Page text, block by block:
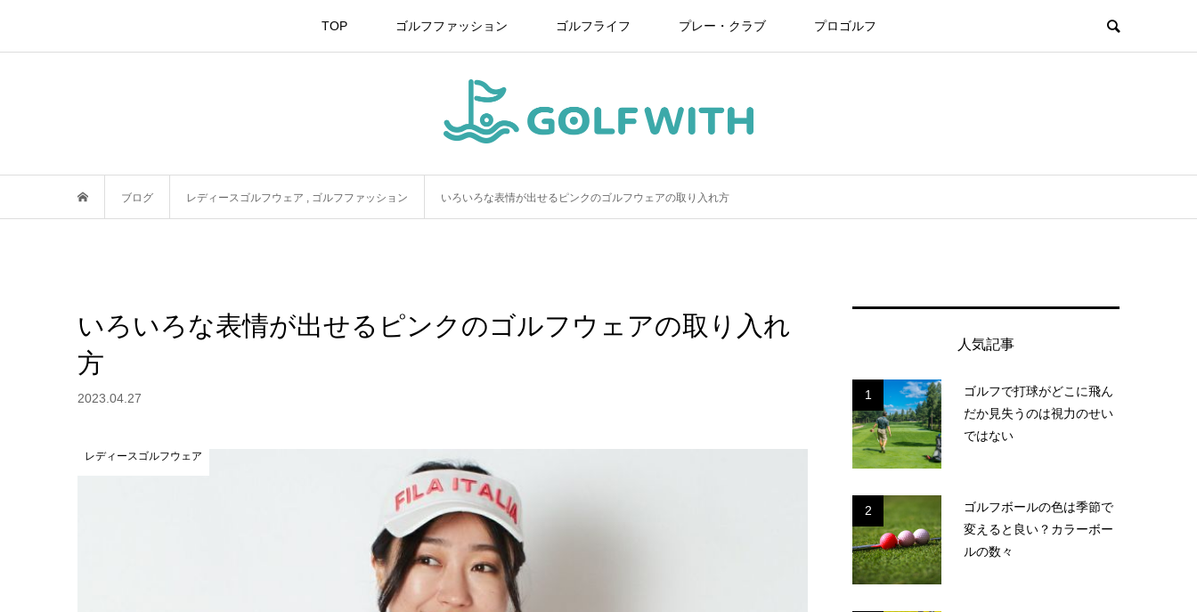
TOP ゴルフファッション ゴルフライフ プレー・クラブ プロゴルフ
ブログ レディースゴルフウェア ゴルフファッション いろいろな表情が出せるピンクのゴルフウェアの取り入れ方
いろいろな表情が出せるピンクのゴルフウェアの取り入れ
方
2023.04.27
レディースゴルフウェア
人気記事
1
ゴルフで打球がどこに飛ん
だか見失うのは視力のせい
ではない
2
ゴルフボールの色は季節で
変えると良い？カラーボー
ルの数々